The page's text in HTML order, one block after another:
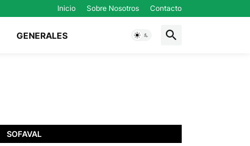
Inicio Sobre Nosotros Contacto
GENERALES
SOFAVAL